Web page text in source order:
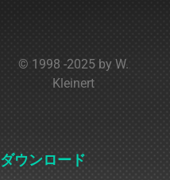
© 1998 -2025 by W.
Kleinert
ダウンロード